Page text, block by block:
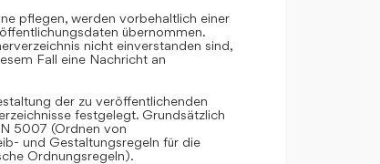
pflegen, werden vorbehaltlich einer
übernommen.
nicht einverstanden sind,
Fall eine Nachricht an
der zu veröffentlichenden
festgelegt. Grundsätzlich
5007 (Ordnen von
und Gestaltungsregeln für die
Ordnungsregeln).